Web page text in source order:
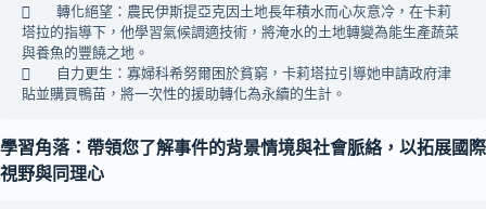
	轉化絕望：農民伊斯提亞克因土地長年積水而心灰意冷，在卡莉
塔拉的指導下，他學習氣候調適技術，將淹水的土地轉變為能生產蔬菜
與養魚的豐饒之地。
	自力更生：寡婦科希努爾困於貧窮，卡莉塔拉引導她申請政府津
貼並購買鴨苗，將一次性的援助轉化為永續的生計。
學習角落：帶領您了解事件的背景情境與社會脈絡，以拓展國際
視野與同理心